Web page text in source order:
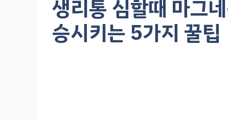
생리통 심할때 마그
승시키는 5가지 꿀팁